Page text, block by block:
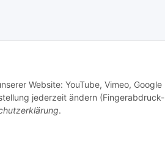
Website: YouTube, Vimeo, Google
jederzeit ändern (Fingerabdruck-
.